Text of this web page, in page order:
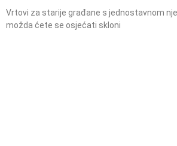
Vrtovi za starije građane s jednostavnom
možda ćete se osjećati skloni